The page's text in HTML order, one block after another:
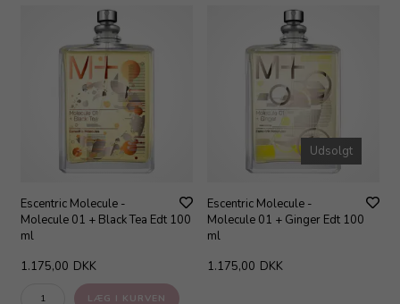
Escentric Molecule -
Molecule 01 + Black Tea Edt 100
ml
1.175,00 DKK
Udsolgt
Escentric Molecule -
Molecule 01 + Ginger Edt 100
ml
1.175,00 DKK